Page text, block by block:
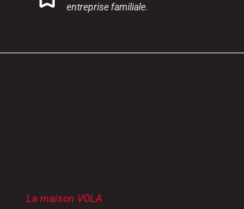
entreprise familiale.
La maison VOLA